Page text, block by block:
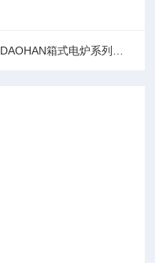
DAOHAN箱式电炉系列